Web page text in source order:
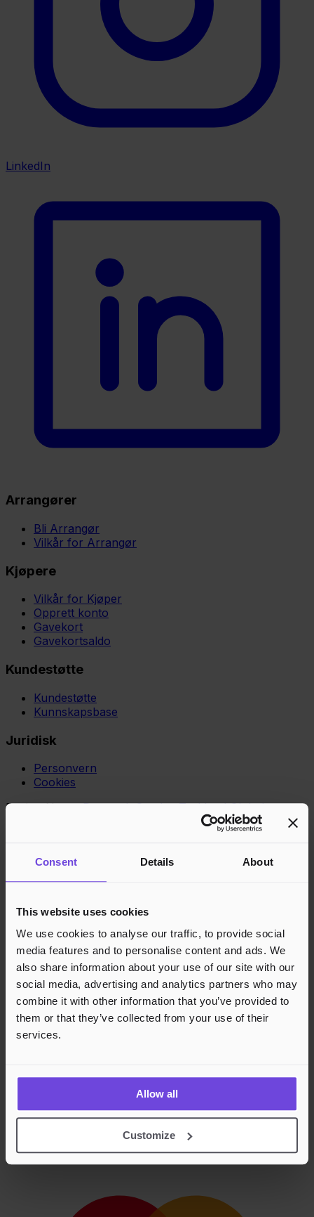
Consent Details About
This website uses cookies
We use cookies to analyse our traffic, to provide social
media features and to personalise content and ads. We
also share information about your use of our site with our
social media, advertising and analytics partners who may
combine it with other information that you’ve provided to
them or that they’ve collected from your use of their
services.
Allow all
Customize
LinkedIn
Arrangører
Bli Arrangør
Vilkår for Arrangør
Kjøpere
Vilkår for Kjøper
Opprett konto
Gavekort
Gavekortsaldo
Kundestøtte
Kundestøtte
Kunnskapsbase
Juridisk
Personvern
Cookies
Region Norge Danmark Sverige Tyskland Global
Svenska Deutsch Français
Rask og sikker betalingsbehandling